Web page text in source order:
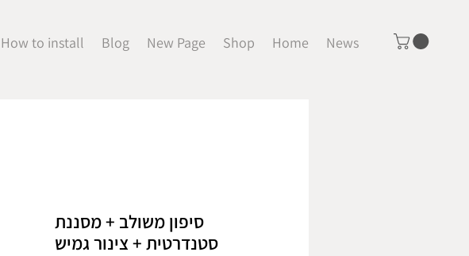
How to install Blog New Page Shop Home News
סיפון משולב + מסננת
סטנדרטית + צינור גמיש